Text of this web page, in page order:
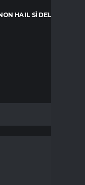
HA IL SÌ DEL PARMA